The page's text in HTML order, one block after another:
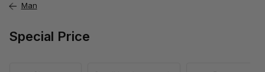
Man
Special Price